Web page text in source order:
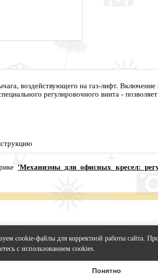
воздействующего на газ-лифт.
регулировочного винта -
'Механизмы для офисных кресел:
cookie-файлы для корректной работы сайта.
с использованием cookies.
Понятно